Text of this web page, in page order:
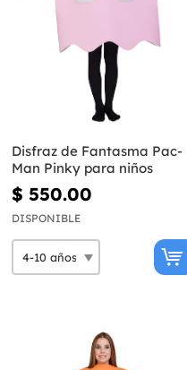
Disfraz de Fantasma Pac-
Man Pinky para niños
$ 550.00
DISPONIBLE